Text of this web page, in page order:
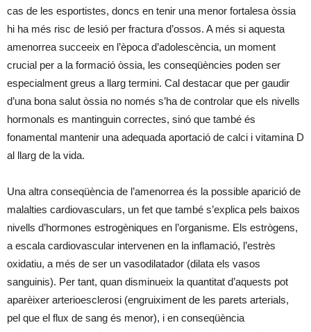
cas de les esportistes, doncs en tenir una menor fortalesa òssia
hi ha més risc de lesió per fractura d’ossos. A més si aquesta
amenorrea succeeix en l’època d’adolescència, un moment
crucial per a la formació òssia, les conseqüències poden ser
especialment greus a llarg termini. Cal destacar que per gaudir
d’una bona salut òssia no només s’ha de controlar que els nivells
hormonals es mantinguin correctes, sinó que també és
fonamental mantenir una adequada aportació de calci i vitamina D
al llarg de la vida.
Una altra conseqüència de l’amenorrea és la possible aparició de
malalties cardiovasculars, un fet que també s’explica pels baixos
nivells d’hormones estrogèniques en l’organisme. Els estrògens,
a escala cardiovascular intervenen en la inflamació, l’estrès
oxidatiu, a més de ser un vasodilatador (dilata els vasos
sanguinis). Per tant, quan disminueix la quantitat d’aquests pot
aparèixer arterioesclerosi (engruiximent de les parets arterials,
pel que el flux de sang és menor), i en conseqüència